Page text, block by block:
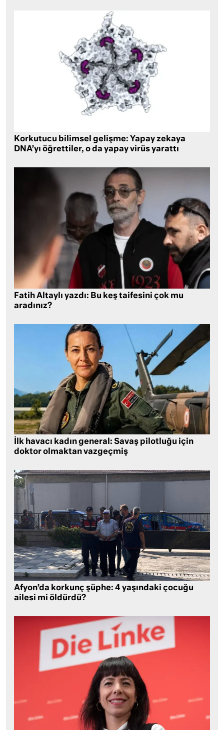
Korkutucu bilimsel gelişme: Yapay zekaya
DNA’yı öğrettiler, o da yapay virüs yarattı
Fatih Altaylı yazdı: Bu keş taifesini çok mu
aradınız?
İlk havacı kadın general: Savaş pilotluğu için
doktor olmaktan vazgeçmiş
Afyon’da korkunç şüphe: 4 yaşındaki çocuğu
ailesi mi öldürdü?